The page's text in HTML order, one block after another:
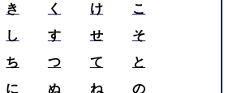
き く け
こ
し す せ
そ
ち つ て
と
に ぬ ね
の